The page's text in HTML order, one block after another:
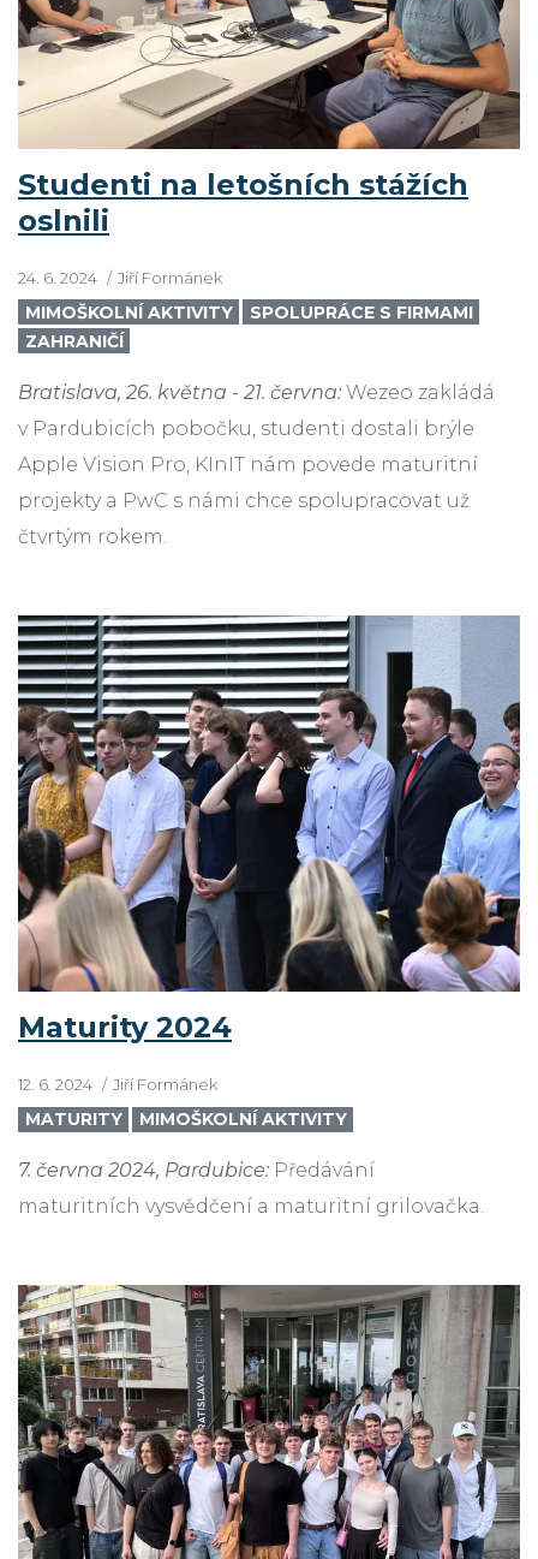
Studenti na letošních stážích
oslnili
24. 6. 2024 Jiří Formánek
MIMOŠKOLNÍ AKTIVITY
SPOLUPRÁCE S FIRMAMI
ZAHRANIČÍ
Bratislava, 26. května - 21. června: Wezeo zakládá
v Pardubicích pobočku, studenti dostali brýle
Apple Vision Pro, KInIT nám povede maturitní
projekty a PwC s námi chce spolupracovat už
čtvrtým rokem.
Maturity 2024
12. 6. 2024 Jiří Formánek
MATURITY MIMOŠKOLNÍ AKTIVITY
7. června 2024, Pardubice: Předávání
maturitních vysvědčení a maturitní grilovačka.